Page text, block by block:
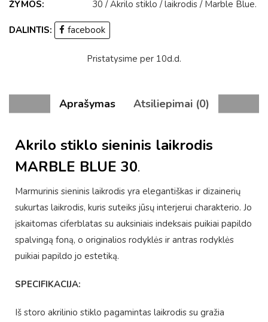
ŽYMOS: 30 /Akrilo stiklo /laikrodis / Marble Blue.
DALINTIS: facebook
Pristatysime per 10d.d.
Aprašymas Atsiliepimai (0)
Akrilo stiklo sieninis laikrodis
MARBLE BLUE 30.
Marmurinis sieninis laikrodis yra elegantiškas ir dizainerių
sukurtas laikrodis, kuris suteiks jūsų interjerui charakterio. Jo
įskaitomas ciferblatas su auksiniais indeksais puikiai papildo
spalvingą foną, o originalios rodyklės ir antras rodyklės
puikiai papildo jo estetiką.
SPECIFIKACIJA:
Iš storo akrilinio stiklo pagamintas laikrodis su gražia